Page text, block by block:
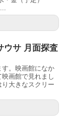
ウサ 月面探査
す。映画館になか
画館で見れまし
大きなスクリー